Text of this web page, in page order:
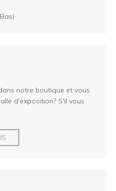
notre boutique et vous
d'exposition? S'il vous